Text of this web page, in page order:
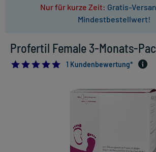
Nur für kurze Zeit: Gratis-
Mindestbestellwert!
Profertil Female 3-Monats-
5.01 Kundenbewertung*